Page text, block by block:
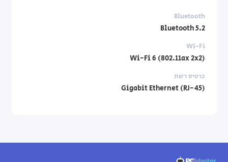
Bluetooth
Bluetooth 5.2
Wi-Fi
Wi-Fi 6 (802.11ax 2x2)
כרטיס רשת
Gigabit Ethernet (RJ-45)